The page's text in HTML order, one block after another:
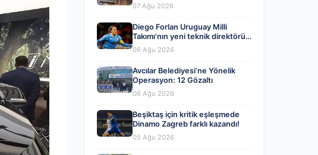
07 Ağu 2026
Diego Forlan Uruguay Milli
Takımı’nın yeni teknik direktörü
oldu
06 Ağu 2026
Avcılar Belediyesi’ne Yönelik
Operasyon: 12 Gözaltı
06 Ağu 2026
Beşiktaş için kritik eşleşmede
Dinamo Zagreb farklı kazandı!
05 Ağu 2026